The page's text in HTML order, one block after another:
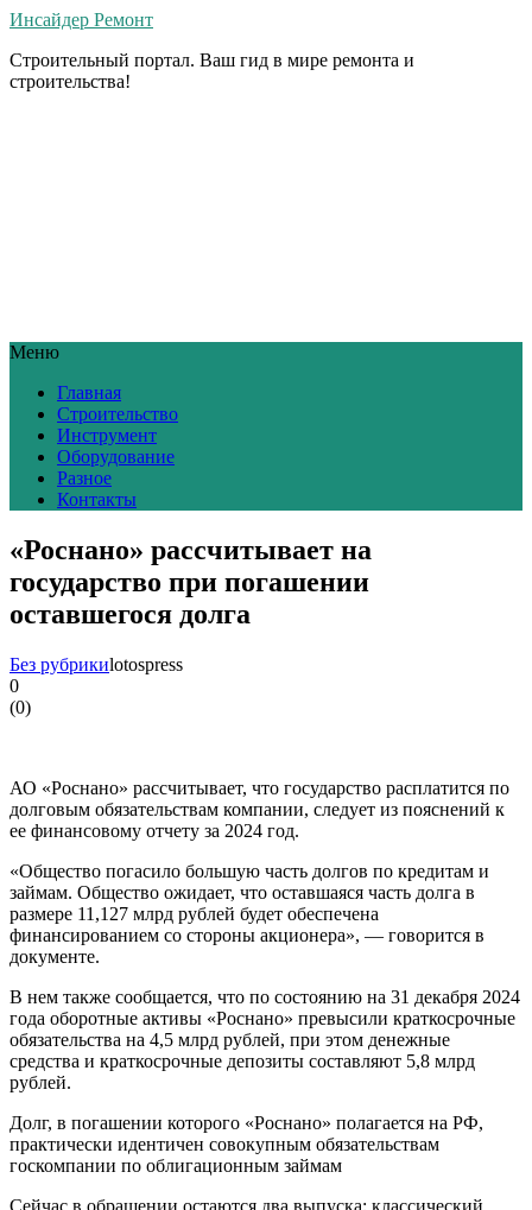
Инсайдер Ремонт
Строительный портал. Ваш гид в мире ремонта и
строительства!
Меню
Главная
Строительство
Инструмент
Оборудование
Разное
Контакты
«Роснано» рассчитывает на
государство при погашении
оставшегося долга
Без рубрикиlotospress
0
(0)
АО «Роснано» рассчитывает, что государство расплатится по
долговым обязательствам компании, следует из пояснений к
ее финансовому отчету за 2024 год.
«Общество погасило большую часть долгов по кредитам и
займам. Общество ожидает, что оставшаяся часть долга в
размере 11,127 млрд рублей будет обеспечена
финансированием со стороны акционера», — говорится в
документе.
В нем также сообщается, что по состоянию на 31 декабря 2024
года оборотные активы «Роснано» превысили краткосрочные
обязательства на 4,5 млрд рублей, при этом денежные
средства и краткосрочные депозиты составляют 5,8 млрд
рублей.
Долг, в погашении которого «Роснано» полагается на РФ,
практически идентичен совокупным обязательствам
госкомпании по облигационным займам
Сейчас в обращении остаются два выпуска: классический